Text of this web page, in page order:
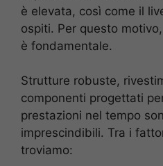
è elevata, così come il
ospiti. Per questo
è fondamentale.
Strutture robuste,
componenti progettati
prestazioni nel tempo
imprescindibili. Tra i
troviamo: